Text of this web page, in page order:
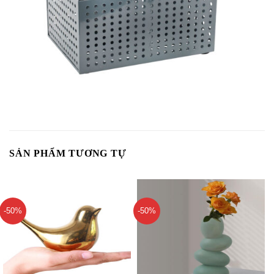
SẢN PHẨM TƯƠNG TỰ
-50% -50%